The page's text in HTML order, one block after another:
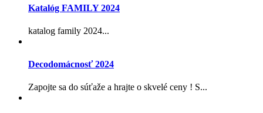
Katalóg FAMILY 2024
katalog family 2024...
Decodomácnosť 2024
Zapojte sa do súťaže a hrajte o skvelé ceny ! S...